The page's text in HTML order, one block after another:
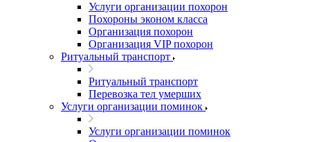
Услуги организации похорон
Похороны эконом класса
Организация похорон
Организация VIP похорон
Ритуальный транспорт
Ритуальный транспорт
Перевозка тел умерших
Услуги организации поминок
Услуги организации поминок